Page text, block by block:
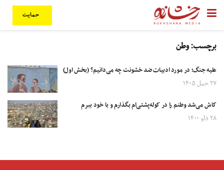
حمایت
برچسب:وطن
علیه جنگ؛ در مورد ادبیات ضد خشونت چه می‌دانیم؟ (بخش اول)
۲۷ حمل ۱۴۰۵
کاش می‌شد وطنم را در کوله‌پشتی‌ام بگذارم و با خود ببرم
۲۸ دلو ۱۴۰۰